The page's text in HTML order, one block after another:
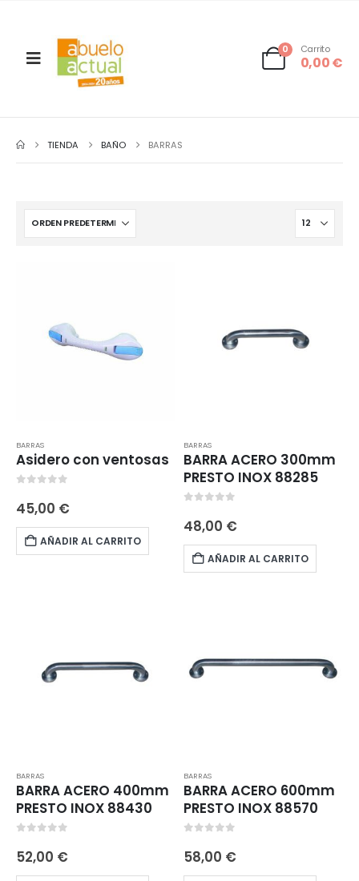
0 Carrito
0,00€
TIENDA BAÑO BARRAS
BARRAS
Asidero con ventosas
45,00 €
AÑADIR AL CARRITO
BARRAS
BARRA ACERO 300mm
PRESTO INOX 88285
48,00 €
AÑADIR AL CARRITO
BARRAS
BARRA ACERO 400mm
PRESTO INOX 88430
52,00 €
BARRAS
BARRA ACERO 600mm
PRESTO INOX 88570
58,00 €